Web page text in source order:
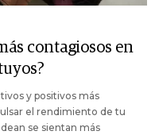
contagiosos en
y positivos más
el rendimiento de tu
se sientan más